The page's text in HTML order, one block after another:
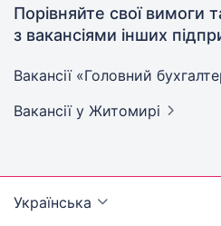
Порівняйте свої вимоги
з вакансіями інших
Вакансії «Головний
Вакансії у Житомирі
Українська